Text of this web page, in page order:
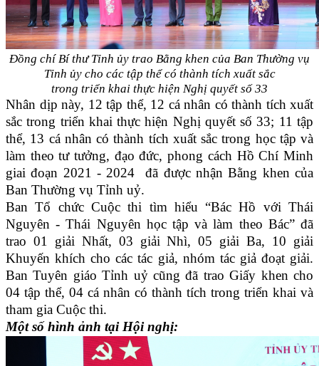
Đồng chí Bí thư Tỉnh ủy trao Bằng khen của Ban Thường vụ
Tỉnh ủy cho các tập thể có thành tích xuất sắc
trong triển khai thực hiện Nghị quyết số 33
Nhân dịp này, 12 tập thể, 12 cá nhân có thành tích xuất
sắc trong triển khai thực hiện Nghị quyết số 33; 11 tập
thể, 13 cá nhân có thành tích xuất sắc trong học tập và
làm theo tư tưởng, đạo đức, phong cách Hồ Chí Minh
giai đoạn 2021 - 2024 đã được nhận Bằng khen của
Ban Thường vụ Tỉnh uỷ.
Ban Tổ chức Cuộc thi tìm hiểu “Bác Hồ với Thái
Nguyên - Thái Nguyên học tập và làm theo Bác” đã
trao 01 giải Nhất, 03 giải Nhì, 05 giải Ba, 10 giải
Khuyến khích cho các tác giả, nhóm tác giả đoạt giải.
Ban Tuyên giáo Tỉnh uỷ cũng đã trao Giấy khen cho
04 tập thể, 04 cá nhân có thành tích trong triển khai và
tham gia Cuộc thi.
Một số hình ảnh tại Hội nghị: